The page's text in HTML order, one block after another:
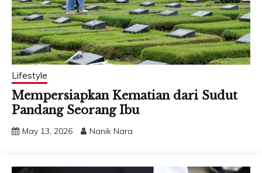
Lifestyle
Mempersiapkan Kematian dari Sudut
Pandang Seorang Ibu
May 13, 2026 Nanik Nara